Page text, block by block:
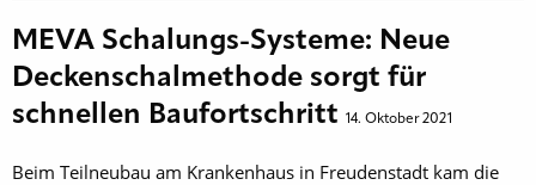
MEVA Schalungs-Systeme: Neue
Deckenschalmethode sorgt für
schnellen Baufortschritt 14. Oktober 2021
Beim Teilneubau am Krankenhaus in Freudenstadt kam die